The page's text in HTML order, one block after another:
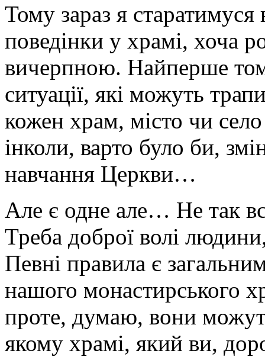
Тому зараз я старатимуся
поведінки у храмі, хоча
вичерпною. Найперше
ситуації, які можуть
кожен храм, місто чи село
інколи, варто було би,
навчання Церкви…
Але є одне але… Не так
Треба доброї волі
Певні правила є
нашого монастирського
проте, думаю, вони
якому храмі, який ви,